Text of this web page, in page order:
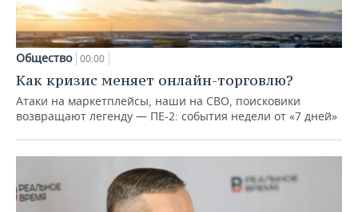
Общество 00:00
Как кризис меняет онлайн-торговлю?
Атаки на маркетплейсы, наши на СВО, поисковики
возвращают легенду — ПЕ-2: события недели от «7 дней»